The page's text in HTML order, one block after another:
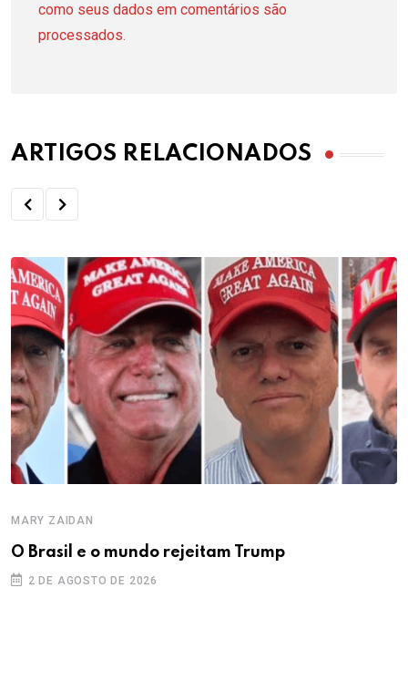
como seus dados em comentários são
processados.
ARTIGOS RELACIONADOS
MARY ZAIDAN
O Brasil e o mundo rejeitam Trump
2 DE AGOSTO DE 2026